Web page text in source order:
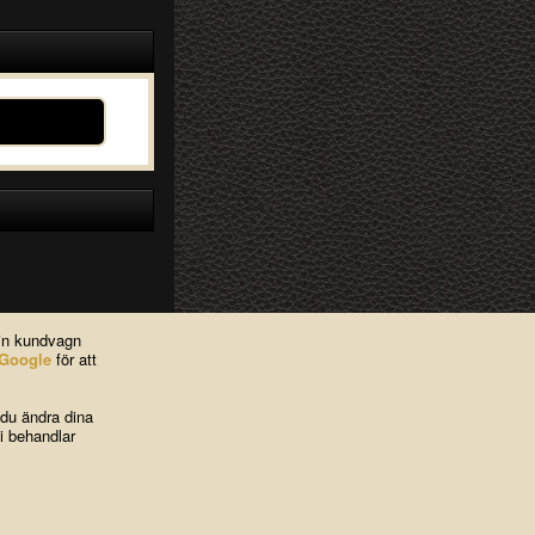
kundvagn
för att
ändra dina
behandlar
|Kontakta oss